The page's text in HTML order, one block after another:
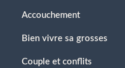
Accouchement
Bien vivre sa grosses
Couple et conflits